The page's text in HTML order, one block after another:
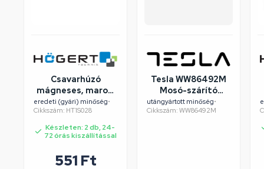
Csavarhúzó
mágneses, marok,
csillag fejű, PH2 x
38 mm szár,
HÖGERT HT1S028
eredeti (gyári) minőség•
Cikkszám: HT1S028
Készleten: 2 db, 24-
72 órás kiszállítással
551 Ft
Tesla WW86492M
Mosó-szárító
felújított/szépséghibás
utángyártott minőség•
Cikkszám: WW86492M